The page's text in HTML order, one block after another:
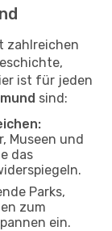
zahlreichen
ist für jeden
sind:
Museen und
das
Parks,
zum
ein.